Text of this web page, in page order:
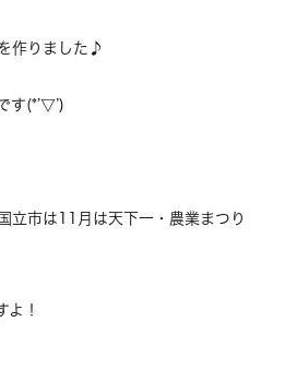
作りました♪
す(*’▽’)
立市は11月は天下一・農業まつり
よ！